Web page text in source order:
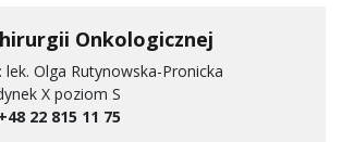
Onkologicznej
lek. Olga Rutynowska-Pronicka
X poziom S
+48 22 815 11 75